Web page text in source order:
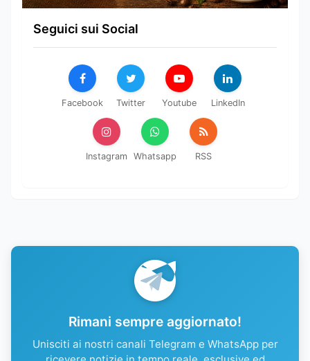
Seguici sui Social
Facebook Twitter Youtube LinkedIn
Instagram Whatsapp RSS
Rimani sempre aggiornato!
Unisciti ai nostri canali Telegram e WhatsApp per